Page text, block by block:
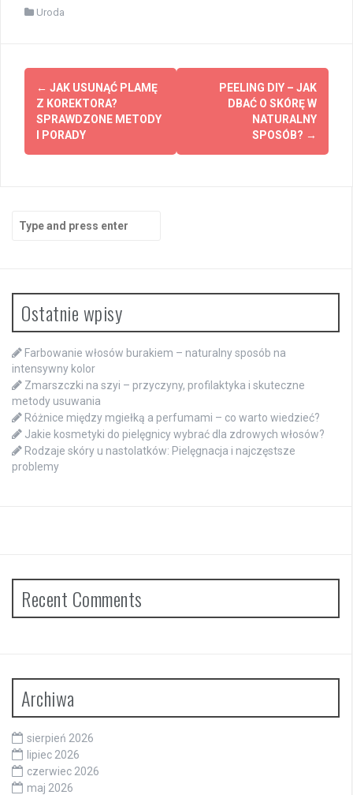
Uroda
Post
navigation
← JAK USUNĄĆ PLAMĘ
Z KOREKTORA?
SPRAWDZONE METODY
I PORADY
PEELING DIY – JAK
DBAĆ O SKÓRĘ W
NATURALNY
SPOSÓB? →
for:
Ostatnie wpisy
Farbowanie włosów burakiem – naturalny sposób na
intensywny kolor
Zmarszczki na szyi – przyczyny, profilaktyka i skuteczne
metody usuwania
Różnice między mgiełką a perfumami – co warto wiedzieć?
Jakie kosmetyki do pielęgnicy wybrać dla zdrowych włosów?
Rodzaje skóry u nastolatków: Pielęgnacja i najczęstsze
problemy
Recent Comments
Archiwa
sierpień 2026
lipiec 2026
czerwiec 2026
maj 2026